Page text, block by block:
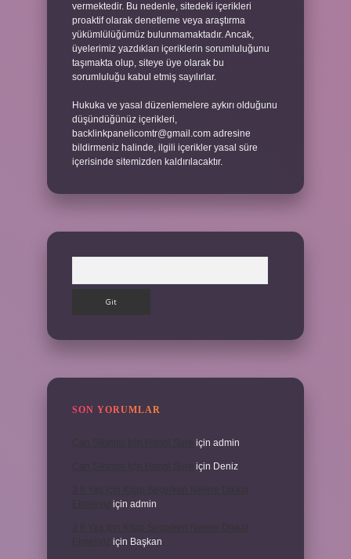
vermektedir. Bu nedenle, sitedeki içerikleri
proaktif olarak denetleme veya araştırma
yükümlülüğümüz bulunmamaktadır. Ancak,
üyelerimiz yazdıkları içeriklerin sorumluluğunu
taşımakta olup, siteye üye olarak bu
sorumluluğu kabul etmiş sayılırlar.
Hukuka ve yasal düzenlemelere aykırı olduğunu
düşündüğünüz içerikleri,
backlinkpanelicomtr@gmail.com adresine
bildirmeniz halinde, ilgili içerikler yasal süre
içerisinde sitemizden kaldırılacaktır.
SON YORUMLAR
için admin
için Deniz
için admin
için Başkan